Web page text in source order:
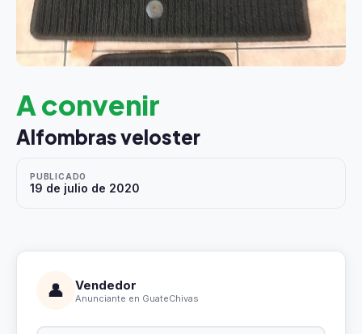
A convenir
Alfombras veloster
PUBLICADO
19 de julio de 2020
👤 Vendedor
Anunciante en GuateChivas